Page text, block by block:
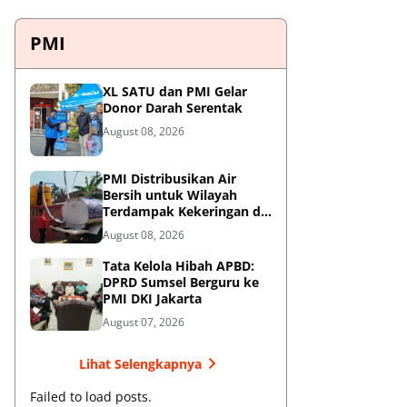
PMI
XL SATU dan PMI Gelar
Donor Darah Serentak
August 08, 2026
PMI Distribusikan Air
Bersih untuk Wilayah
Terdampak Kekeringan di
Blitar
August 08, 2026
Tata Kelola Hibah APBD:
DPRD Sumsel Berguru ke
PMI DKI Jakarta
August 07, 2026
Lihat Selengkapnya
Failed to load posts.